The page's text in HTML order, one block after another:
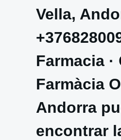
Vella,
Farmacia ·
Farmàcia
Andorra
encontrar